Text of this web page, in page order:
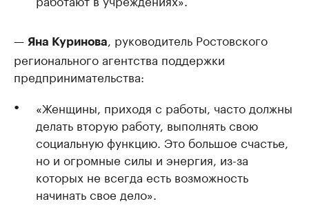
— Яна Куринова
, руководитель Ростовского
регионального агентства поддержки
предпринимательства:
«Женщины, приходя с работы, часто должны
делать вторую работу, выполнять свою
социальную функцию. Это большое счастье,
но и огромные силы и энергия, из-за
которых не всегда есть возможность
начинать свое дело».